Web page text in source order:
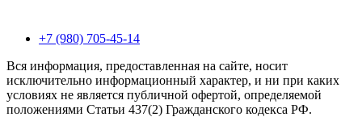
+7 (980) 705-45-14
Вся информация, предоставленная на сайте, носит
исключительно информационный характер, и ни при каких
условиях не является публичной офертой, определяемой
положениями Статьи 437(2) Гражданского кодекса РФ.